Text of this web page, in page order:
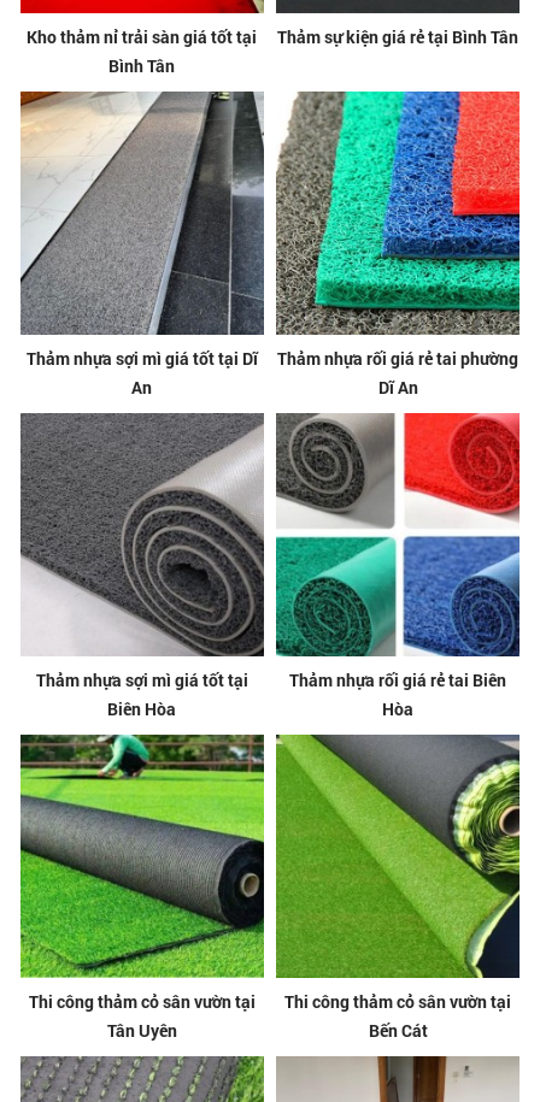
Kho thảm nỉ trải sàn giá tốt tại
Bình Tân
Thảm sự kiện giá rẻ tại Bình Tân
Thảm nhựa sợi mì giá tốt tại Dĩ
An
Thảm nhựa rối giá rẻ tai phường
Dĩ An
Thảm nhựa sợi mì giá tốt tại
Biên Hòa
Thảm nhựa rối giá rẻ tai Biên
Hòa
Thi công thảm cỏ sân vườn tại
Tân Uyên
Thi công thảm cỏ sân vườn tại
Bến Cát